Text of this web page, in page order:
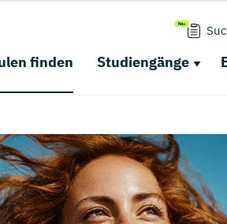
finden Studiengänge